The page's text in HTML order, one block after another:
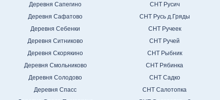
Деревня Сапегино
Деревня Сафатово
Деревня Себенки
Деревня Ситниково
Деревня Скорякино
Деревня Смольниково
Деревня Солодово
Деревня Спасс
СНТ Русич
СНТ Русь д.Гряды
СНТ Ручеек
СНТ Ручей
СНТ Рыбник
СНТ Рябинка
СНТ Садко
СНТ Салотопка